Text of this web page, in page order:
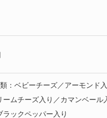
：ベビーチーズ／アーモンド
ームチーズ入り／カマンベール
ラックペッパー入り